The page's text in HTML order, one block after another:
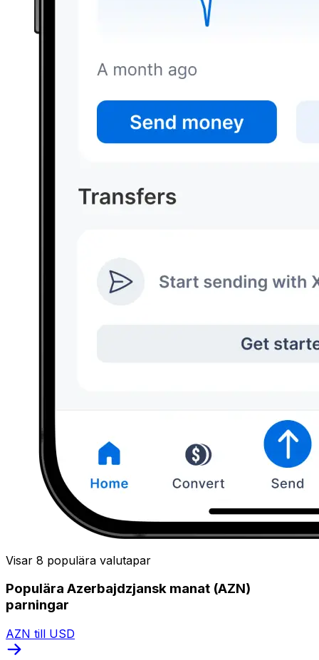
Visar 8 populära valutapar
Populära Azerbajdzjansk manat (AZN)
parningar
AZN till USD